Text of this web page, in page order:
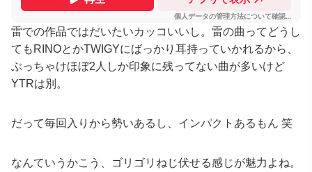
雷での作品ではだいたいカッコいいし。雷の曲ってどうし
てもRINOとかTWIGYにばっかり耳持っていかれるから、
ぶっちゃけほぼ2人しか印象に残ってない曲が多いけど
YTRは別。
だって毎回入りから勢いあるし、インパクトあるもん 笑
なんていうかこう、ゴリゴリねじ伏せる感じが魅力よね。